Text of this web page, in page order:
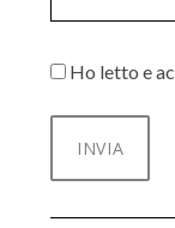
Ho letto e